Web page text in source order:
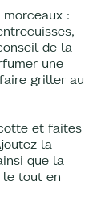
:
de la
une
griller au
et faites
la
que la
le tout en